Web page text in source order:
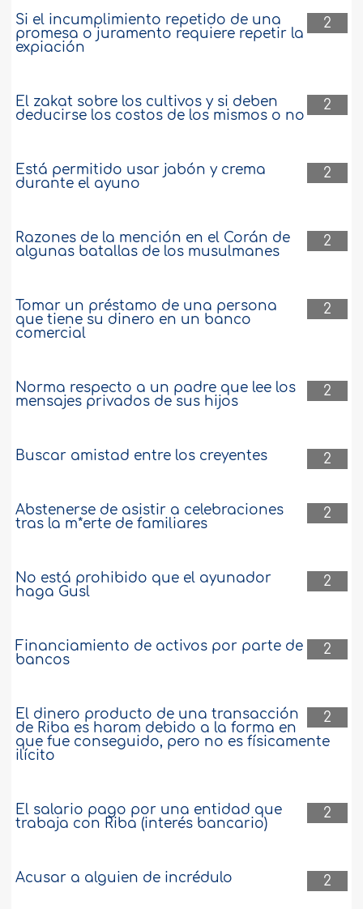
2
Si el incumplimiento repetido de una
promesa o juramento requiere repetir la
expiación
2
El zakat sobre los cultivos y si deben
deducirse los costos de los mismos o no
2
Está permitido usar jabón y crema
durante el ayuno
2
Razones de la mención en el Corán de
algunas batallas de los musulmanes
2
Tomar un préstamo de una persona
que tiene su dinero en un banco
comercial
2
Norma respecto a un padre que lee los
mensajes privados de sus hijos
2
Buscar amistad entre los creyentes
2
Abstenerse de asistir a celebraciones
tras la m*erte de familiares
2
No está prohibido que el ayunador
haga Gusl
2
Financiamiento de activos por parte de
bancos
2
El dinero producto de una transacción
de Riba es haram debido a la forma en
que fue conseguido, pero no es físicamente
ilícito
2
El salario pago por una entidad que
trabaja con Riba (interés bancario)
2
Acusar a alguien de incrédulo